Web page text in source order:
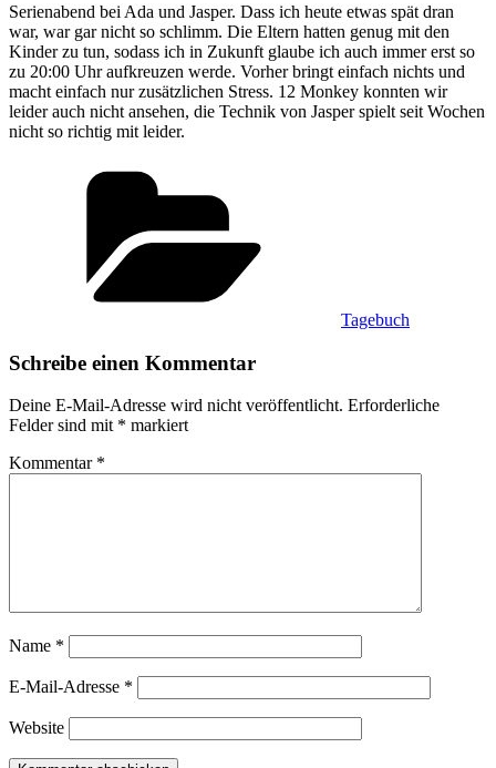
Serienabend bei Ada und Jasper. Dass ich heute etwas spät dran
war, war gar nicht so schlimm. Die Eltern hatten genug mit den
Kinder zu tun, sodass ich in Zukunft glaube ich auch immer erst so
zu 20:00 Uhr aufkreuzen werde. Vorher bringt einfach nichts und
macht einfach nur zusätzlichen Stress. 12 Monkey konnten wir
leider auch nicht ansehen, die Technik von Jasper spielt seit Wochen
nicht so richtig mit leider.
Tagebuch
Schreibe einen Kommentar
Deine E-Mail-Adresse wird nicht veröffentlicht. Erforderliche
Felder sind mit * markiert
Kommentar *
Name *
E-Mail-Adresse *
Website